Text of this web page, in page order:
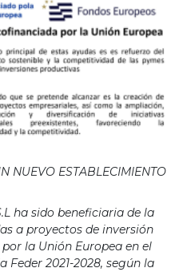
NUEVO ESTABLECIMIENTO
ha sido beneficiaria de la
a proyectos de inversión
la Unión Europea en el
2021-2028, según la